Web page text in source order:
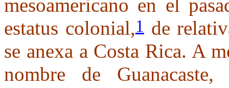
mesoamericano en el
estatus colonial,1de
se anexa a Costa Rica. A
nombre de